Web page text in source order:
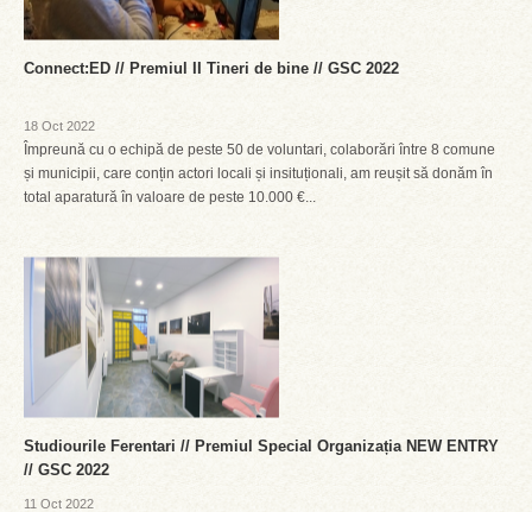
Connect:ED // Premiul II Tineri de bine // GSC 2022
18 Oct 2022
Împreună cu o echipă de peste 50 de voluntari, colaborări între 8 comune
și municipii, care conțin actori locali și insituționali, am reușit să donăm în
total aparatură în valoare de peste 10.000 €...
Studiourile Ferentari // Premiul Special Organizația NEW ENTRY
// GSC 2022
11 Oct 2022